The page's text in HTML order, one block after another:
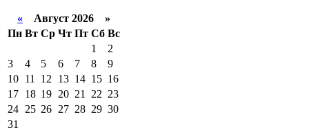
« Август 2026 »
Пн Вт Ср Чт Пт Сб Вс
1
2
3
4 5 6 7 8
9
10 11 12 13 14 15 16
17 18 19 20 21 22 23
24 25 26 27 28 29 30
31